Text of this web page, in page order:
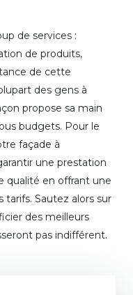
de services :
de produits,
de cette
des gens à
propose sa main
budgets. Pour le
façade à
une prestation
qualité en offrant une
tarifs. Sautez alors sur
des meilleurs
pas indifférent.